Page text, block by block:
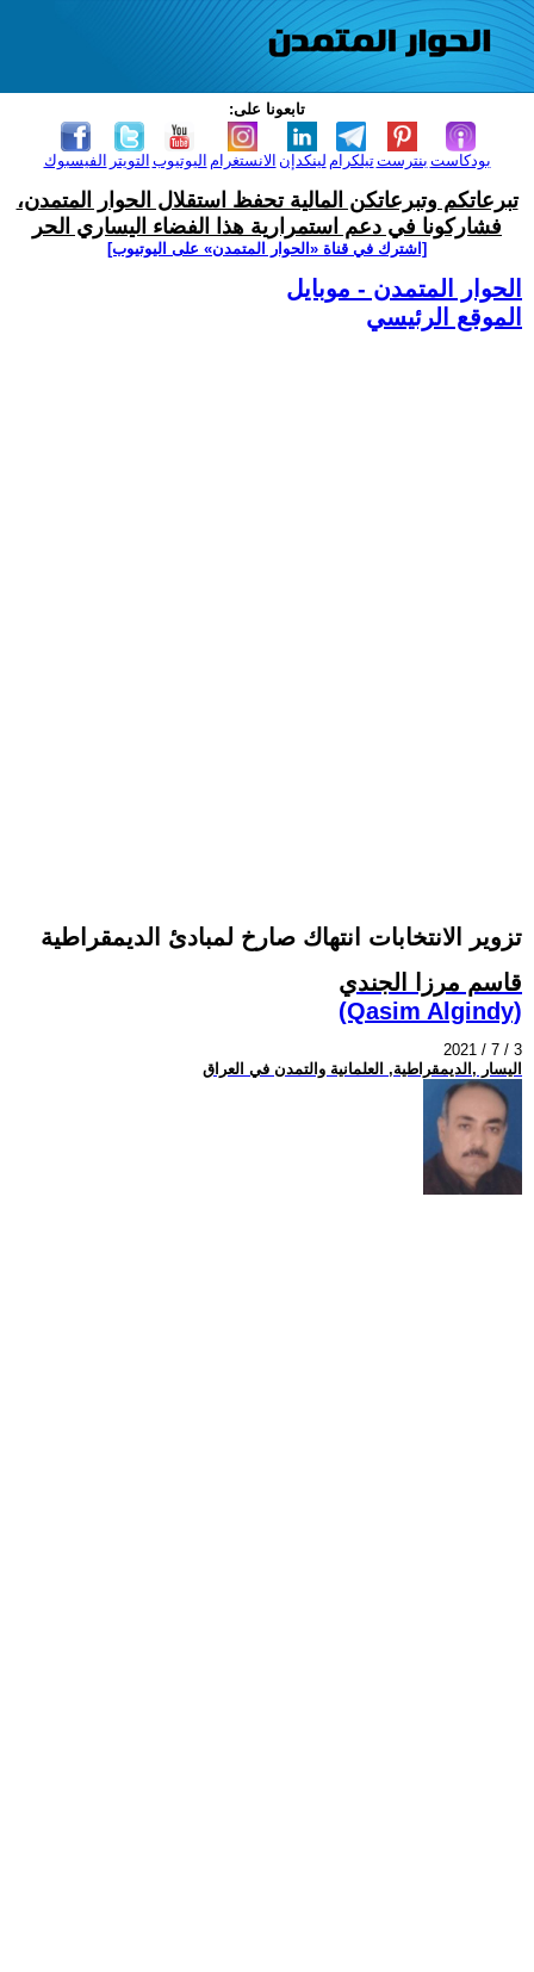
تابعونا على:
الفيسبوك التويتر اليوتيوب الانستغرام لينكدإن تيلكرامبنترست بودكاست
تبرعاتكم وتبرعاتكن المالية تحفظ استقلال الحوار المتمدن،
فشاركونا في دعم استمرارية هذا الفضاء اليساري الحر
[اشترك في قناة ‫«الحوار المتمدن» على اليوتيوب]
الحوار المتمدن - موبايل
الموقع الرئيسي
تزوير الانتخابات انتهاك صارخ لمبادئ الديمقراطية
قاسم مرزا الجندي
(Qasim Algindy)
2021 / 7 / 3
اليسار ,الديمقراطية, العلمانية والتمدن في العراق